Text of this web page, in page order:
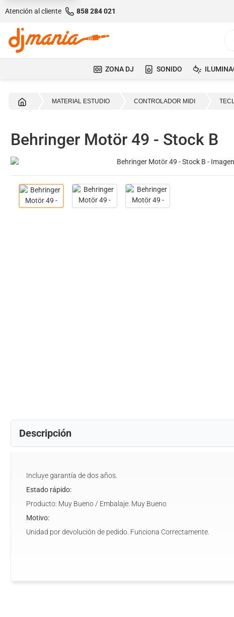
Atención al cliente 858 284 021
ZONA DJ SONIDO
MATERIAL ESTUDIO CONTROLADOR MIDI
Behringer Motör 49 - Stock B
Descripción
Incluye garantía de dos años.
Estado rápido:
Producto: Muy Bueno / Embalaje: Muy Bueno
Motivo:
Unidad por devolución de pedido. Funciona Correctamente.